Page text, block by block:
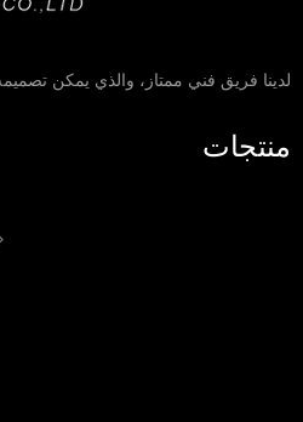
لدينا فريق فني ممتاز، والذي يمكن
منتجات